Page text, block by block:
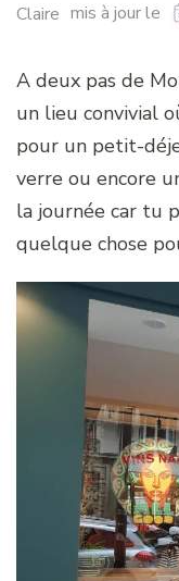
Claire mis à jour le
A deux pas de
un lieu convivial
pour un petit-
verre ou encore
la journée car tu
quelque chose